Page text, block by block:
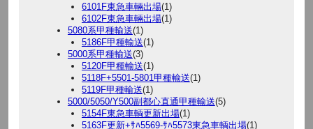
6101F東急車輛出場(1)
6102F東急車輛出場(1)
5080系甲種輸送(1)
5186F甲種輸送(1)
5000系甲種輸送(3)
5120F甲種輸送(1)
5118F+5501-5801甲種輸送(1)
5119F甲種輸送(1)
5000/5050/Y500副都心直通甲種輸送(5)
5154F東急車輌更新出場(1)
5163F更新+ｻﾊ5569-ｻﾊ5573東急車輌出場(1)